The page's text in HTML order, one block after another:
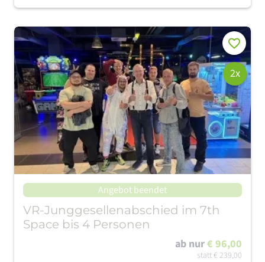
Merken
2x
Angebot beendet
VR-Junggesellenabschied im 7th
Space bis 4 Personen
ab nur€ 96,00
statt€ 239,00